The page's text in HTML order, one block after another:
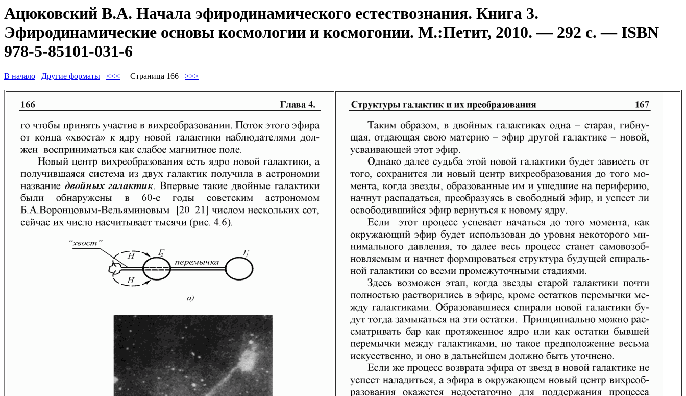
Ацюковский В.А. Начала эфиродинамического естествознания. Книга 3.
Эфиродинамические основы космологии и космогонии. М.:Петит, 2010. — 292 с. — ISBN
978-5-85101-031-6
В начало Другие форматы <<< Страница 166 >>>